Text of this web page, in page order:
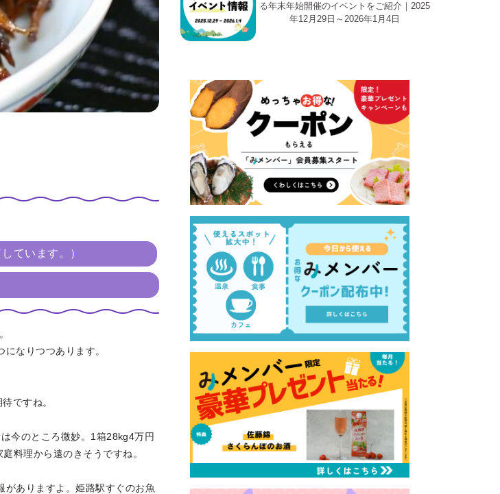
ています。）
なりつつあります。
ですね。
今のところ微妙。1箱28kg4万円
料理から遠のきそうですね。
がありますよ。姫路駅すぐのお魚
る年末年始開催のイベントをご紹介｜2025
年12月29日～2026年1月4日